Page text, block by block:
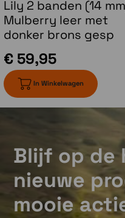
Ga nog sneller langs
openbaar
Garmin Pay
deelnemende
Gezondheid
Lily 2 banden (14
Mulberry leer met
donker brons gesp
€ 59,95
In Winkelwagen
Blijf op de
nieuwe
mooie